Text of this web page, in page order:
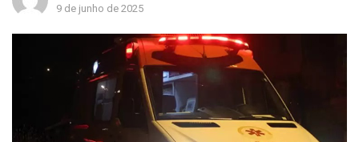
9 de junho de 2025